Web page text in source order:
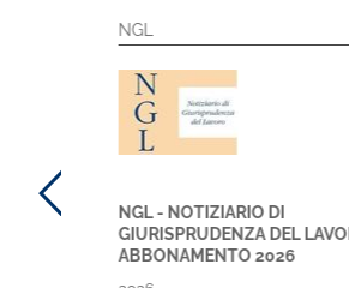
NGL
NGL - NOTIZIARIO DI
GIURISPRUDENZA DEL
ABBONAMENTO 2026